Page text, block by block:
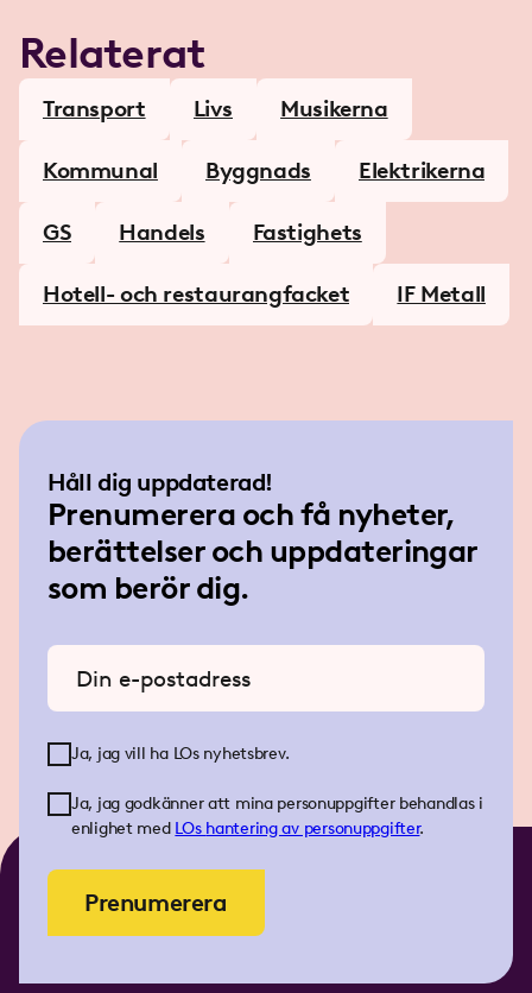
Relaterat
Transport Livs Musikerna
Kommunal Byggnads Elektrikerna
GS Handels Fastighets
Hotell- och restaurangfacket IF Metall
Håll dig uppdaterad!
Prenumerera och få nyheter,
berättelser och uppdateringar
som berör dig.
Ange din e-postadress
Ja, jag vill ha LOs nyhetsbrev.
Ja, jag godkänner att mina personuppgifter behandlas i
enlighet med LOs hantering av personuppgifter.
Prenumerera